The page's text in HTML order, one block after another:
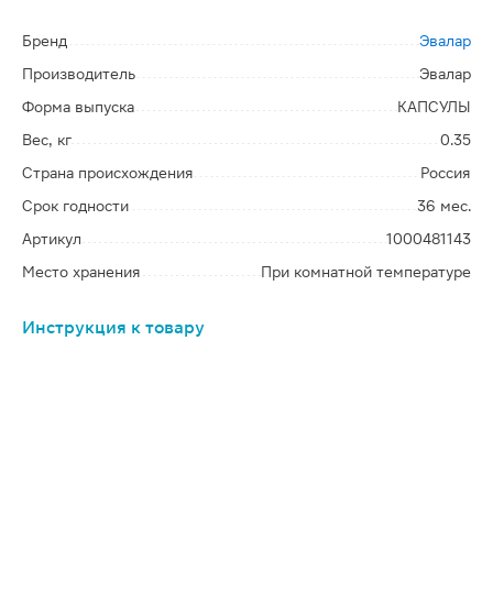
Бренд
Эвалар
Производитель
Эвалар
Форма выпуска
КАПСУЛЫ
Вес, кг
0.35
Страна происхождения
Россия
Срок годности
36 мес.
Артикул
1000481143
Место хранения
При комнатной температуре
Инструкция к товару